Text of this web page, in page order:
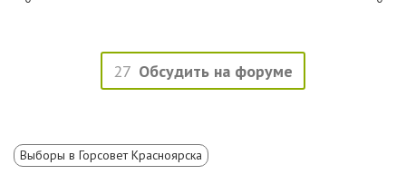
27 Обсудить на форуме
Выборы в Горсовет Красноярска